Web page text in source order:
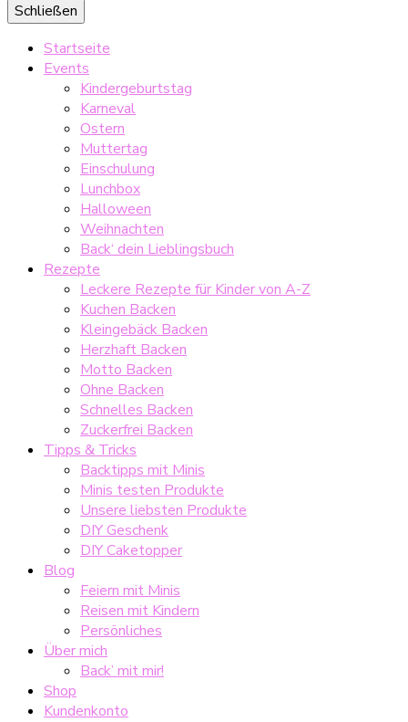
Schließen
Startseite
Events
Kindergeburtstag
Karneval
Ostern
Muttertag
Einschulung
Lunchbox
Halloween
Weihnachten
Back‘ dein Lieblingsbuch
Rezepte
Leckere Rezepte für Kinder von A-Z
Kuchen Backen
Kleingebäck Backen
Herzhaft Backen
Motto Backen
Ohne Backen
Schnelles Backen
Zuckerfrei Backen
Tipps & Tricks
Backtipps mit Minis
Minis testen Produkte
Unsere liebsten Produkte
DIY Geschenk
DIY Caketopper
Blog
Feiern mit Minis
Reisen mit Kindern
Persönliches
Über mich
Back’ mit mir!
Shop
Kundenkonto